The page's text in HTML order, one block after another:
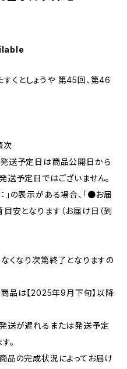
くとしょうや 第45回、第46
次
送予定日は商品公開日から
送予定日ではございません。
の表示がある場合、「●お届
安となります（お届け日（到
くなり次第終了となりますの
品は【2025年9月下旬】以降
送が遅れるまたは発送予定
。
品の完成状況によってお届け